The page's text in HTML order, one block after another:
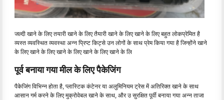
जल्दी खाने के लिए तयारी खाने के लिए तैयारी खाने के लिए खाने के लिए बहुत लोकप्रेमित है
व्यस्त व्यवस्थित व्यवस्था अन्न प्रिप्ट किट्से उन लोगों के साथ प्रेम किया गया है जिन्होंने खाने
के लिए खाने के लिए खाने के लिए खाने के लिए खाने के लि
पूर्व बनाया गया मील के लिए पैकेजिंग
पैकेजिंग विभिन्न होता है, प्लास्टिक कंटेनर या अलुमिनियम ट्रेस में अतिरिक्त खाने के साथ
आसान गर्म करने के लिए मुक्रोवेबल खाने के साथ, और उ सुरक्षित पूर्वी बनाया गया अन्न ताजा